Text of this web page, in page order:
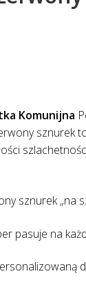
Komunijna
sznurek
sznurek „na
pasuje na